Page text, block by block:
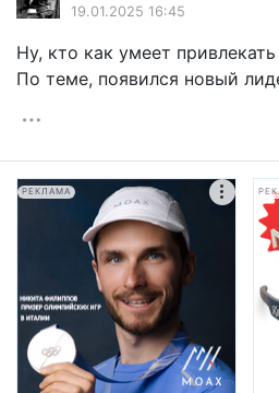
19.01.2025 16:45
Ну, кто как умеет
По теме, появился новый
РЕКЛАМА